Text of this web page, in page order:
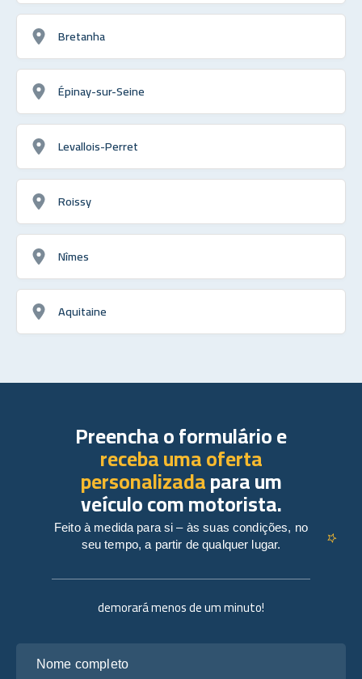
Bretanha
Épinay-sur-Seine
Levallois-Perret
Roissy
Nîmes
Aquitaine
demorará menos de um minuto!
Preencha o formulário e
receba uma oferta
personalizadapara um
veículo com motorista.
Feito à medida para si – às suas condições, no
seu tempo, a partir de qualquer lugar.